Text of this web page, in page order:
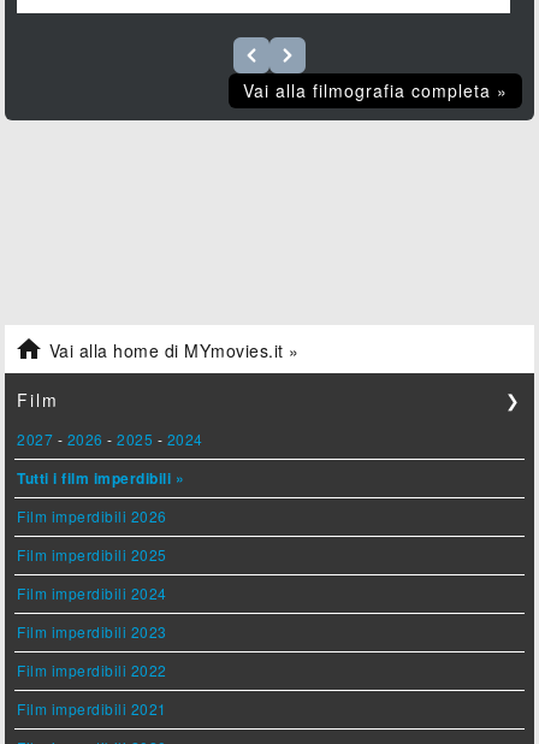
Vai alla filmografia completa »
 Vai alla home di MYmovies.it »
Film ❯
2027 - 2026 -2025 - 2024
Tutti i film imperdibili »
Film imperdibili 2026
Film imperdibili 2025
Film imperdibili 2024
Film imperdibili 2023
Film imperdibili 2022
Film imperdibili 2021